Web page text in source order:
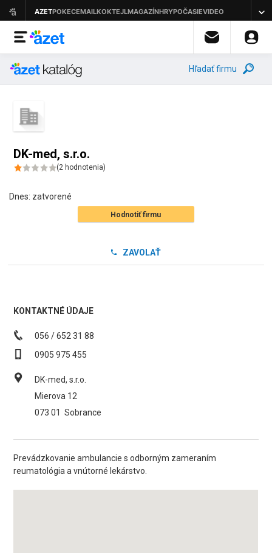
Hľadať firmu
DK-med, s.r.o.
(2 hodnotenia)
Dnes: zatvorené
Hodnotiť firmu
ZAVOLAŤ
KONTAKTNÉ ÚDAJE
056 / 652 31 88
0905 975 455
DK-med, s.r.o.
Mierova 12
073 01 Sobrance
Prevádzkovanie ambulancie s odborným zameraním
reumatológia a vnútorné lekárstvo.